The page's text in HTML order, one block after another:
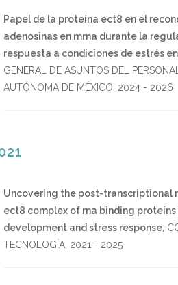
Papel de la proteína ect8 en el
adenosinas en mrna durante la
respuesta a condiciones de estrés
GENERAL DE ASUNTOS DEL
AUTÓNOMA DE MÉXICO 2024 - 2026
Uncovering the post-transcriptional
ect8 complex of rna binding
development and stress response
TECNOLOGÍA 2021 - 2025